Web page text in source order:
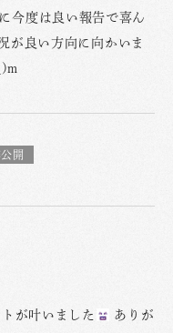
今度は良い報告で喜ん
が良い方向に向かいま
が叶いました
ありが